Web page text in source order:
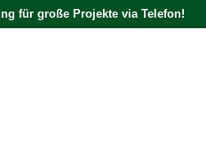
für große Projekte via Telefon!